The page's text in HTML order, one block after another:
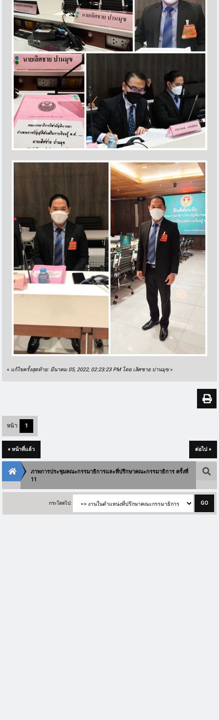
« แก้ไขครั้งสุดท้าย: มีนาคม 05, 2022, 02:23:23 PM โดย เลิศชาย ปานมุข»
หน้า: 1
« หน้าที่แล้ว ต่อไป »
ภาพการประชุมคณะกรรมาธิการและที่ปรึกษาคณะกรรมาธิการ ครั้งที่
11
กระโดดไป: